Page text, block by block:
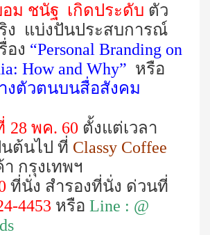
อม ชนัฐ เกิดประดับ ตัว
ริง แบ่งปันประสบการณ์
อง “Personal Branding on
How and Why” หรือ
งตัวตนบนสื่อสังคม
28 พค. 60 ตั้งแต่เวลา
นต้นไป ที่ Classy Coffee
กรุงเทพฯ
ที่นั่ง สำรองที่นั่ง ด่วนที่
4453 หรือ Line : @